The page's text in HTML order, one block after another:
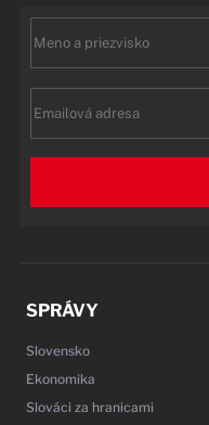
SPRÁVY
Slovensko
Ekonomika
Slováci za hranicami